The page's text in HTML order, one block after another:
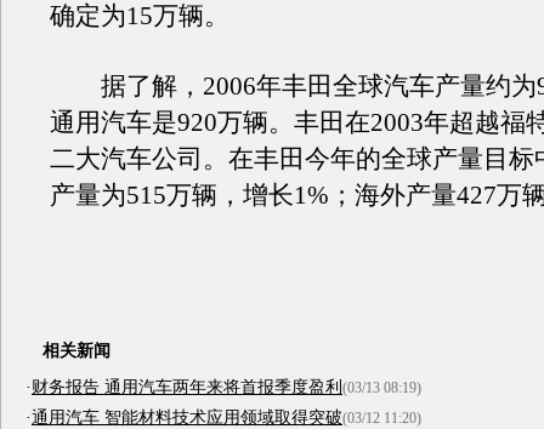
确定为15万辆。
据了解，2006年丰田全球汽车产量约为
通用汽车是920万辆。丰田在2003年超越福
二大汽车公司。在丰田今年的全球产量目标
产量为515万辆，增长1%；海外产量427万
相关新闻
·财务报告 通用汽车两年来将首报季度盈利 (03/13 08:19)
·通用汽车 智能材料技术应用领域取得突破(03/12 11:20)